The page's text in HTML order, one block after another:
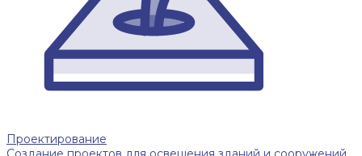
Проектирование